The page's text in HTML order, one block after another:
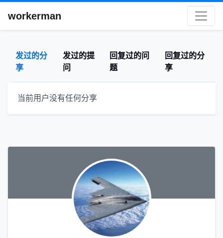
workerman
发过的分
享
发过的提
问
回复过的问
题
回复过的分
享
当前用户没有任何分享